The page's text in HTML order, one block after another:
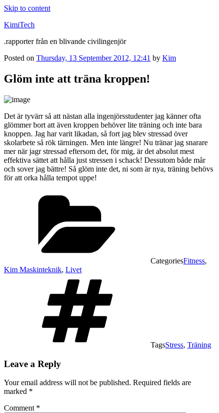
Skip to content
KimiTech
.rapporter från en blivande civilingenjör
Posted on Thursday, 13 September 2012, 12:41 by Kim
Glöm inte att träna kroppen!
Det är tyvärr så att nästan alla ingenjörsstudenter jag känner ofta
glömmer bort att även kroppen behöver lite träning och inte bara
knoppen. Jag har varit likadan, så fort jag blev stressad över
skolarbete så rök tärningen. Men inte längre! Nu tränar jag snarare
mer när jagr stressad eftersom det, för mig, är det absolut mest
effektiva sättet att hålla just stressen i schack! Dessutom både mår
och sover jag bättre! Så glöm inte det, ni som är nya, träning behövs
för att orka hålla tempot uppe!
CategoriesFitness,
Kim Maskinteknik, Livet
TagsStress, Träning
Leave a Reply
Your email address will not be published. Required fields are
marked *
Comment *